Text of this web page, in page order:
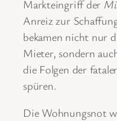
Markteingriff der
Anreiz zur
bekamen nicht nur
Mieter, sondern
die Folgen der
spüren.
Die Wohnungsnot